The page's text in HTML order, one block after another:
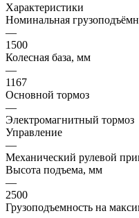
Характеристики
Номинальная
—
1500
Колесная база, мм
—
1167
Основной тормоз
—
Электромагнитный тормоз
Управление
—
Механический рулевой
Высота подъема, мм
—
2500
Грузоподъемность на